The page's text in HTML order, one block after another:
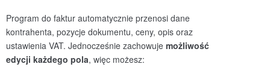
Program do faktur automatycznie przenosi dane
kontrahenta, pozycje dokumentu, ceny, opis oraz
ustawienia VAT. Jednocześnie zachowuje możliwość
edycji każdego pola, więc możesz: